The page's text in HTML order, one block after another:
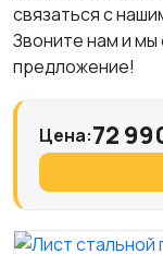
связаться с
Звоните нам и
предложение!
Цена:72